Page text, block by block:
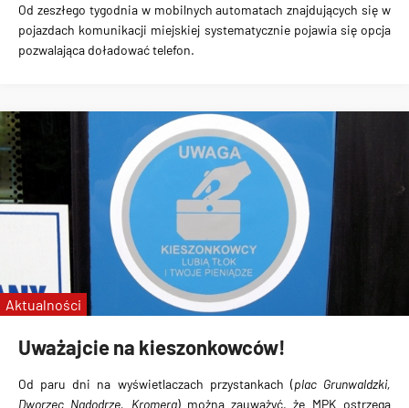
Od zeszłego tygodnia w mobilnych automatach znajdujących się w
pojazdach komunikacji miejskiej systematycznie pojawia się opcja
pozwalająca doładować telefon.
Uważajcie na kieszonkowców!
Od paru dni na wyświetlaczach przystankach (plac Grunwaldzki,
Dworzec Nadodrze, Kromera) można zauważyć, że MPKostrzega
Aktualności